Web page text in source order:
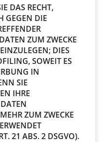
DAS RECHT,
GEGEN DIE
ZUM ZWECKE
DIES
SOWEIT ES
IN
SIE
IHRE
ZUM ZWECKE
21 ABS. 2 DSGVO).